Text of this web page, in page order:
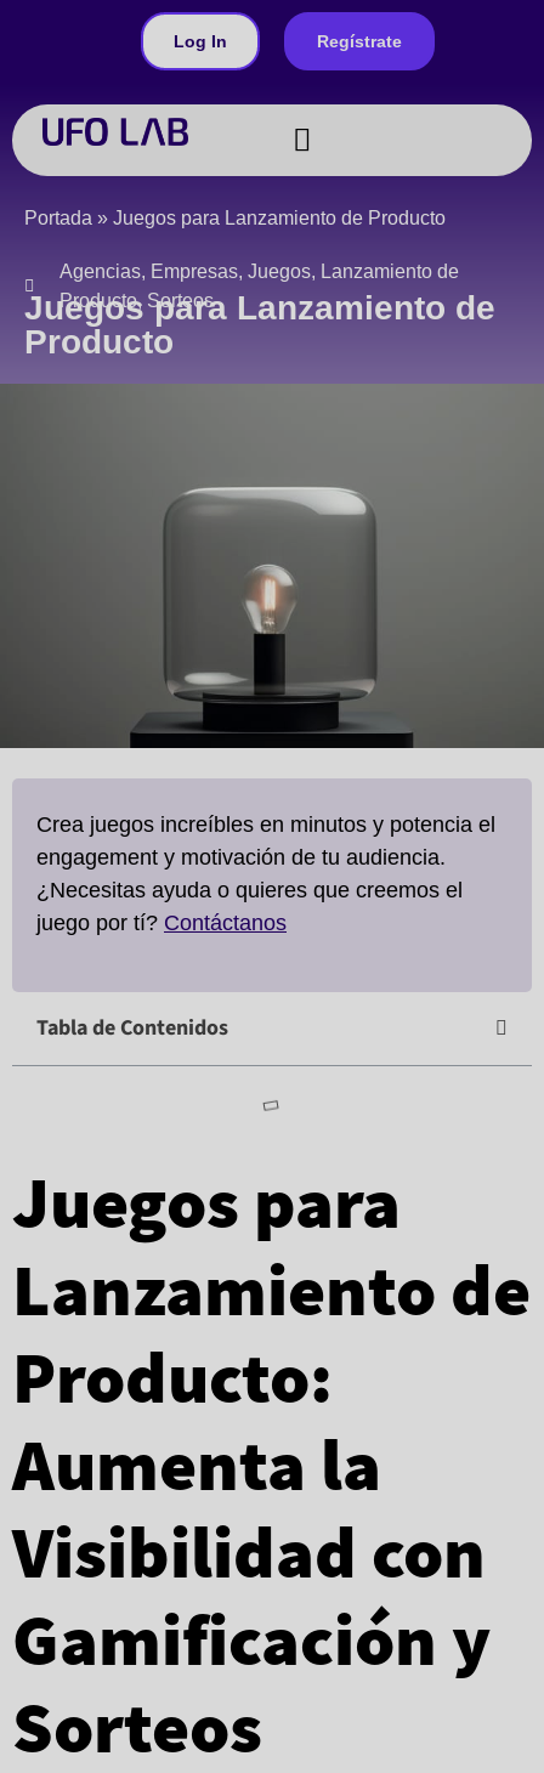
Log In Regístrate
Portada » Juegos para Lanzamiento de Producto
Agencias, Empresas, Juegos, Lanzamiento de
Producto, Sorteos
Juegos para Lanzamiento de
Producto
Crea juegos increíbles en minutos y potencia el
engagement y motivación de tu audiencia.
¿Necesitas ayuda o quieres que creemos el
juego por tí? Contáctanos
Tabla de Contenidos
Juegos para
Lanzamiento de
Producto:
Aumenta la
Visibilidad con
Gamificación y
Sorteos